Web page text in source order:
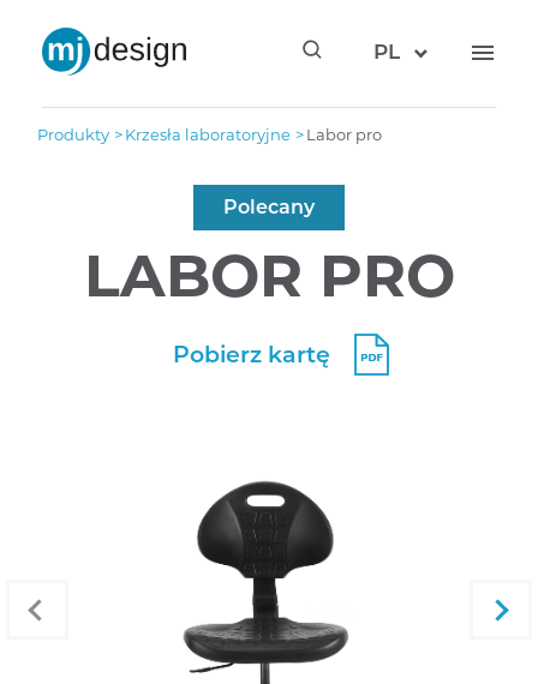
PL
produkty krzesła laboratoryjne labor pro
Polecany
LABOR PRO
Pobierz kartę